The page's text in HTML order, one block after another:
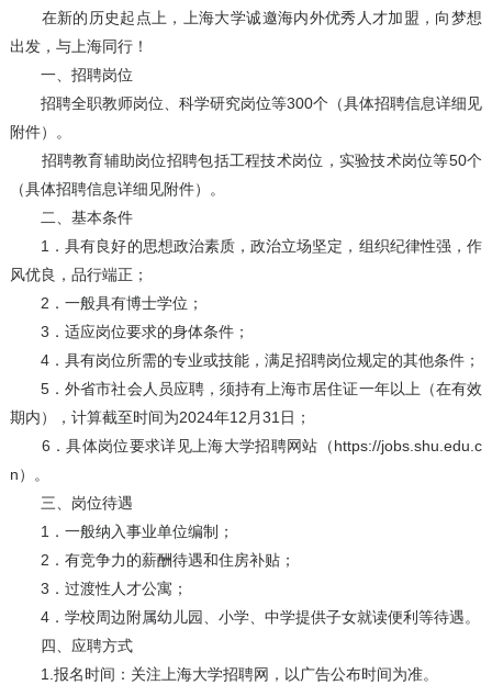
在新的历史起点上，上海大学诚邀海内外优秀人才加盟，向梦想
出发，与上海同行！
一、招聘岗位
招聘全职教师岗位、科学研究岗位等300个（具体招聘信息详细见
附件）。
招聘教育辅助岗位招聘包括工程技术岗位，实验技术岗位等50个
（具体招聘信息详细见附件）。
二、基本条件
1．具有良好的思想政治素质，政治立场坚定，组织纪律性强，作
风优良，品行端正；
2．一般具有博士学位；
3．适应岗位要求的身体条件；
4．具有岗位所需的专业或技能，满足招聘岗位规定的其他条件；
5．外省市社会人员应聘，须持有上海市居住证一年以上（在有效
期内），计算截至时间为2024年12月31日；
6．具体岗位要求详见上海大学招聘网站（https://jobs.shu.edu.c
n）。
三、岗位待遇
1．一般纳入事业单位编制；
2．有竞争力的薪酬待遇和住房补贴；
3．过渡性人才公寓；
4．学校周边附属幼儿园、小学、中学提供子女就读便利等待遇。
四、应聘方式
1.报名时间：关注上海大学招聘网，以广告公布时间为准。